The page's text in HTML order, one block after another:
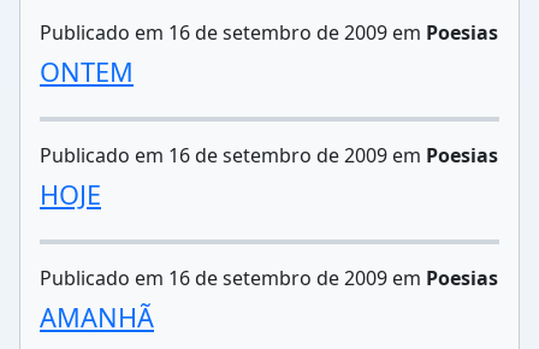
Publicado em 16 de setembro de 2009 em Poesias
ONTEM
Publicado em 16 de setembro de 2009 em Poesias
HOJE
Publicado em 16 de setembro de 2009 em Poesias
AMANHÃ